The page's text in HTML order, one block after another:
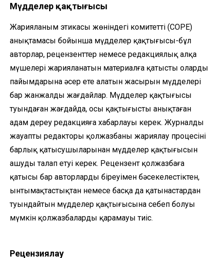
Мүдделер қақтығысы
Жарияланым этикасы жөніндегі комитеттің (СОРЕ)
анықтамасы бойынша мүдделер қақтығысы-бұл
авторлар, рецензенттер немесе редакциялық алқа
мүшелері жарияланатын материалға қатысты олардың
пайымдарына әсер ете алатын жасырын мүдделері
бар жанжалды жағдайлар. Мүдделер қақтығысы
туындаған жағдайда, осы қақтығысты анықтаған
адам дереу редакцияға хабарлауы керек. Журналдың
жауапты редакторы қолжазбаны жариялау процесінің
барлық қатысушыларынан мүдделер қақтығысын
ашуды талап етуі керек. Рецензент қолжазбаға
қатысы бар авторлардың біреуімен бәсекелестіктен,
ынтымақтастықтан немесе басқа да қатынастардан
туындайтын мүдделер қақтығысына себеп болуы
мүмкін қолжазбаларды қарамауы тиіс.
Рецензиялау